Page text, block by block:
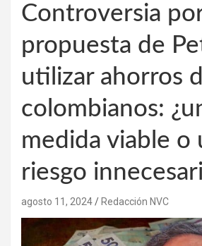
Controversia
propuesta de
utilizar ahorros
colombianos:
medida viable o
riesgo
agosto 11, 2024 Redacción NVC